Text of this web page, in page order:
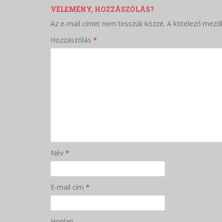
VÉLEMÉNY, HOZZÁSZÓLÁS?
Az e-mail címet nem tesszük közzé. A kötelező
Hozzászólás *
Név *
E-mail cím *